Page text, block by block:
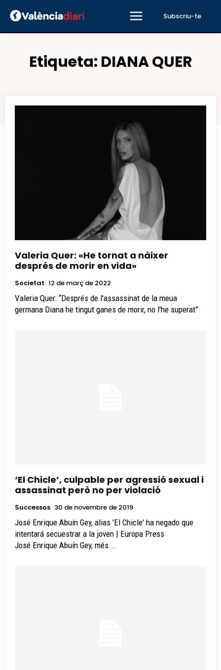
Subscriu-te
Etiqueta: DIANA QUER
Valeria Quer: «He tornat a nàixer
després de morir en vida»
Societat 12 de març de 2022
Valeria Quer: “Després de l'assassinat de la meua
germana Diana he tingut ganes de morir, no l'he superat”
‘El Chicle’, culpable per agressió sexual i
assassinat però no per violació
Successos 30 de novembre de 2019
José Enrique Abuín Gey, alias 'El Chicle' ha negado que
intentará secuestrar a la joven | Europa Press
José Enrique Abuín Gey, més...